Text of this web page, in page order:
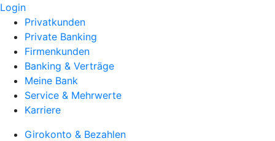
Login
Privatkunden
Private Banking
Firmenkunden
Banking & Verträge
Meine Bank
Service & Mehrwerte
Karriere
Girokonto & Bezahlen